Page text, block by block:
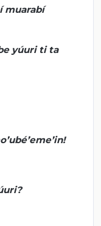
muarabí
yúuritita
!
?